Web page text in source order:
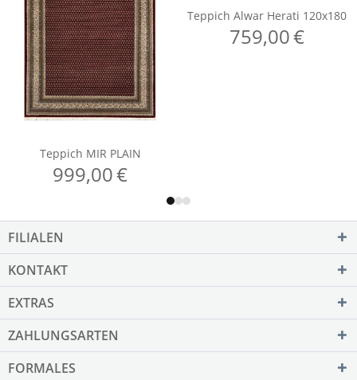
FILIALEN
KONTAKT
EXTRAS
ZAHLUNGSARTEN
FORMALES